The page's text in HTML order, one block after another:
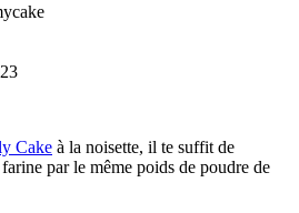
Cake à la noisette, il te suffit de
par le même poids de poudre de